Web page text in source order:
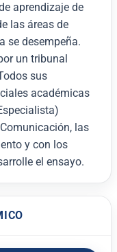
aprendizaje de
las áreas de
se desempeña.
un tribunal
sus
académicas
las
y con los
el ensayo.